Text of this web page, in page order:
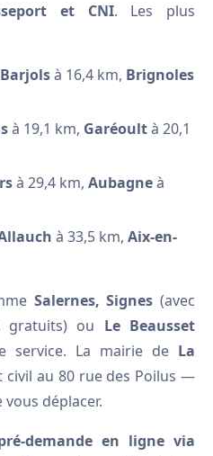
et CNI. Les plus
Barjolsà 16,4 km, Brignoles
à 19,1 km, Garéoultà 20,1
à 29,4 km, Aubagneà
à 33,5 km, Aix-en-
Salernes, Signes (avec
gratuits) ou Le Beausset
service. La mairie de La
civil au 80 rue des Poilus —
déplacer.
demande en ligne via